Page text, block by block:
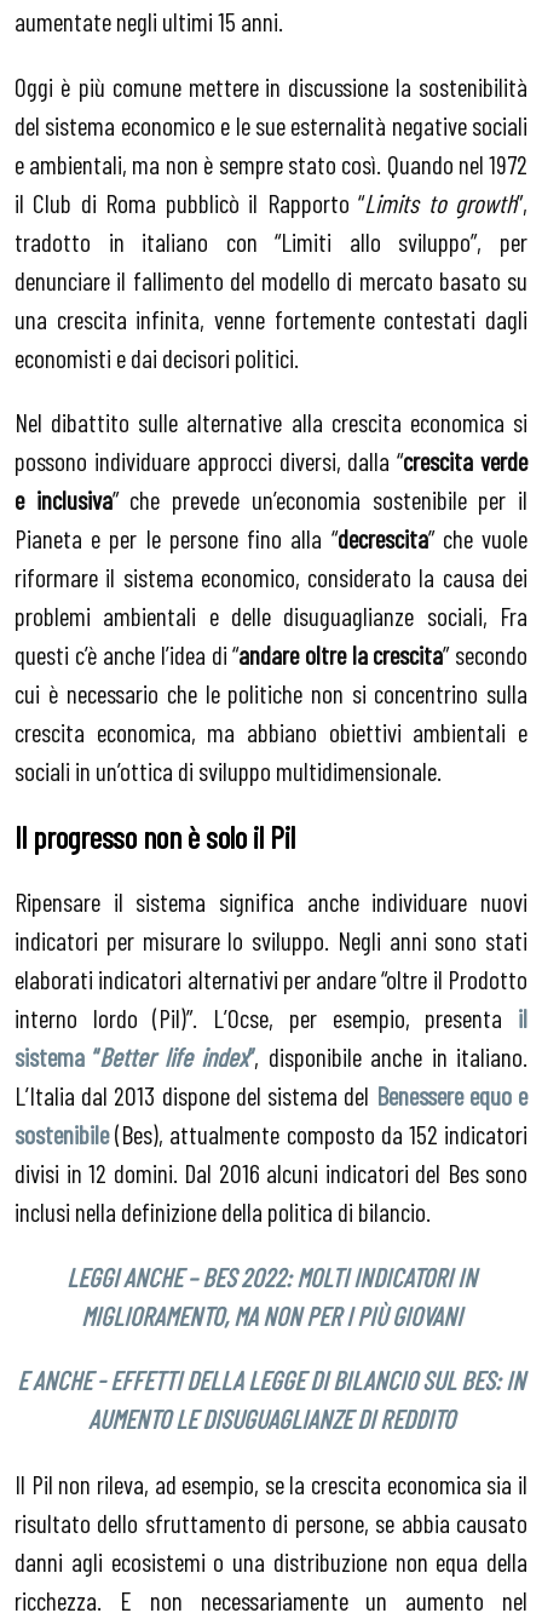
aumentate negli ultimi 15 anni.
Oggi è più comune mettere in discussione la sostenibilità
del sistema economico e le sue esternalità negative sociali
e ambientali, ma non è sempre stato così. Quando nel 1972
il Club di Roma pubblicò il Rapporto “Limits to growth”,
tradotto in italiano con “Limiti allo sviluppo”, per
denunciare il fallimento del modello di mercato basato su
una crescita infinita, venne fortemente contestati dagli
economisti e dai decisori politici.
Nel dibattito sulle alternative alla crescita economica si
possono individuare approcci diversi, dalla “crescita verde
e inclusiva” che prevede un’economia sostenibile per il
Pianeta e per le persone fino alla “decrescita” che vuole
riformare il sistema economico, considerato la causa dei
problemi ambientali e delle disuguaglianze sociali, Fra
questi c’è anche l’idea di “andare oltre la crescita” secondo
cui è necessario che le politiche non si concentrino sulla
crescita economica, ma abbiano obiettivi ambientali e
sociali in un’ottica di sviluppo multidimensionale.
Il progresso non è solo il Pil
Ripensare il sistema significa anche individuare nuovi
indicatori per misurare lo sviluppo. Negli anni sono stati
elaborati indicatori alternativi per andare “oltre il Prodotto
interno lordo (Pil)”. L’Ocse, per esempio, presenta il
sistema “Better life index”, disponibile anche in italiano.
L’Italia dal 2013 dispone del sistema del Benessere equo e
sostenibile(Bes), attualmente composto da 152 indicatori
divisi in 12 domini. Dal 2016 alcuni indicatori del Bes sono
inclusi nella definizione della politica di bilancio.
LEGGI ANCHE – BES 2022: MOLTI INDICATORI IN
MIGLIORAMENTO, MA NON PER I PIÙ GIOVANI
E ANCHE - EFFETTI DELLA LEGGE DI BILANCIO SUL BES: IN
AUMENTO LE DISUGUAGLIANZE DI REDDITO
Il Pil non rileva, ad esempio, se la crescita economica sia il
risultato dello sfruttamento di persone, se abbia causato
danni agli ecosistemi o una distribuzione non equa della
ricchezza. E non necessariamente un aumento nel